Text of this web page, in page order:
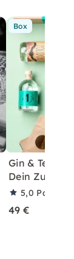
Box
Gin & Tea
Dein
5,0
49 €